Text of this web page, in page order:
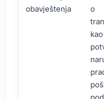
obavještenja
o